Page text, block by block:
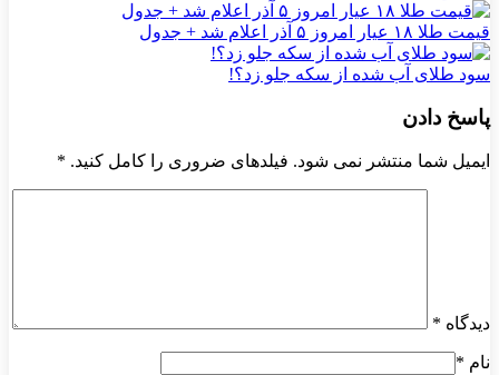
قیمت طلا ۱۸ عیار امروز ۵ آذر اعلام شد + جدول
سود طلای آب شده از سکه جلو زد؟!
پاسخ دادن
ایمیل شما منتشر نمی شود. فیلدهای ضروری را کامل کنید. *
دیدگاه *
نام *